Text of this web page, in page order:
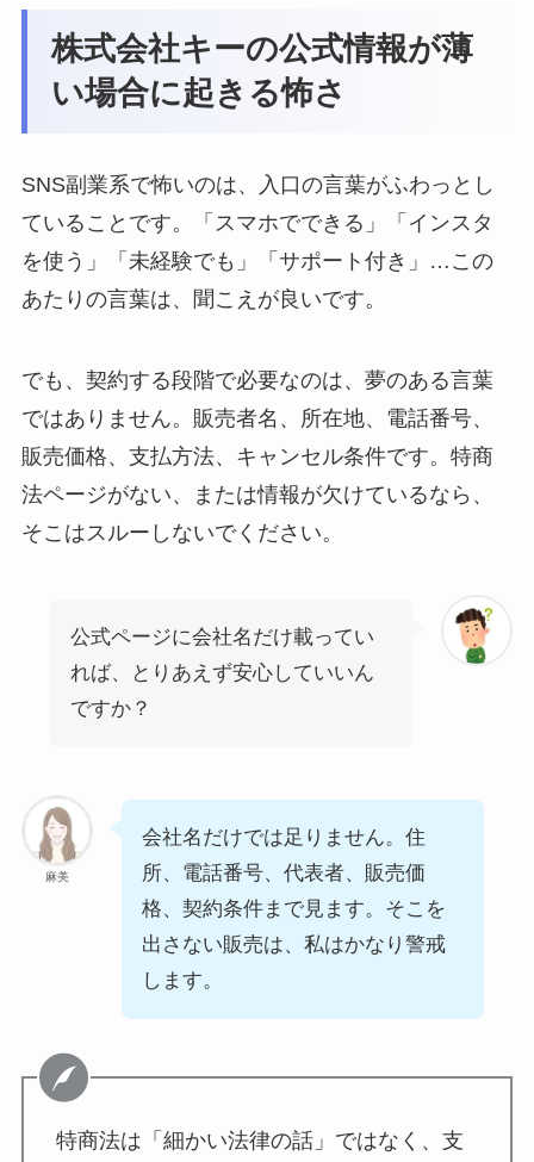
株式会社キーの公式情報が薄
い場合に起きる怖さ
SNS副業系で怖いのは、入口の言葉がふわっとし
ていることです。「スマホでできる」「インスタ
を使う」「未経験でも」「サポート付き」…この
あたりの言葉は、聞こえが良いです。
でも、契約する段階で必要なのは、夢のある言葉
ではありません。販売者名、所在地、電話番号、
販売価格、支払方法、キャンセル条件です。特商
法ページがない、または情報が欠けているなら、
そこはスルーしないでください。
公式ページに会社名だけ載ってい
れば、とりあえず安心していいん
ですか？
麻美
会社名だけでは足りません。住
所、電話番号、代表者、販売価
格、契約条件まで見ます。そこを
出さない販売は、私はかなり警戒
します。
特商法は「細かい法律の話」ではなく、支